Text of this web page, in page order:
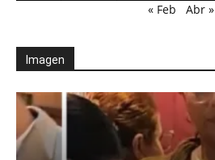
« Feb
Abr »
Imagen